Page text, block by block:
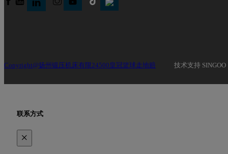
Copyright@扬州锻压机床有限24500皇冠篮球走地赔 技术支持 SINGOO
联系方式
×